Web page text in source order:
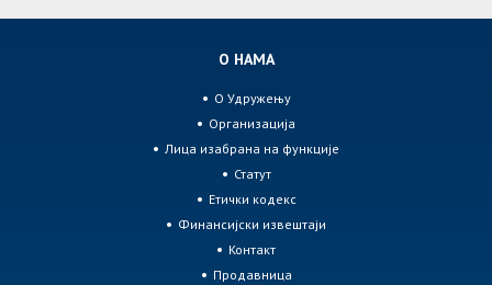
О НАМА
О Удружењу
Организација
Лица изабрана на функције
Статут
Етички кодекс
Финансијски извештаји
Контакт
Продавница